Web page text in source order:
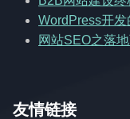
WordPress开
网站SEO之落
友情链接